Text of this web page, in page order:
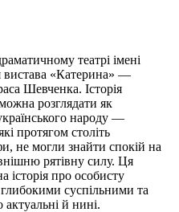
театрі імені
вистава «Катерина» —
Шевченка. Історія
розглядати як
народу —
протягом століть
не могли знайти спокій на
рятівну силу. Ця
історія про особисту
суспільними та
й нині.